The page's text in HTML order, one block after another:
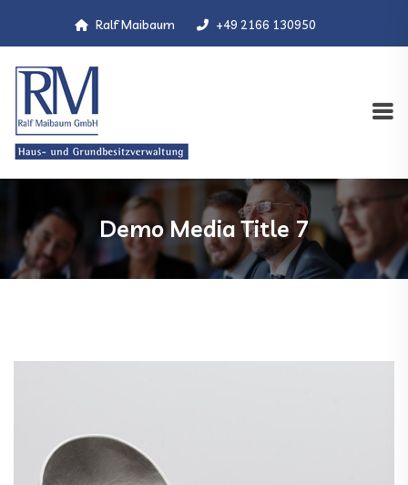
Ralf Maibaum +49 2166 130950
Demo Media Title 7